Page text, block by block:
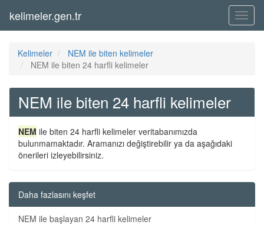
Menü
kelimeler.gen.tr
Kelimeler
NEM ile biten kelimeler
NEM ile biten 24 harfli kelimeler
NEM ile biten 24 harfli kelimeler
NEM ile biten 24 harfli kelimeler veritabanımızda
bulunmamaktadır. Aramanızı değiştirebilir ya da aşağıdaki
önerileri izleyebilirsiniz.
Daha fazlasını keşfet
NEM ile başlayan 24 harfli kelimeler